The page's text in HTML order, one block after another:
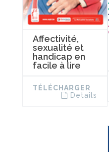
Affectivité,
sexualité et
handicap en
facile à lire
TÉLÉCHARGER
Details